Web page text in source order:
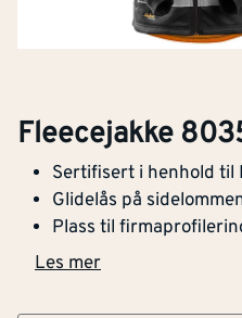
Fleecejakke
Sertifisert i henhold til
Glidelås på
Plass til
Les mer
Varslingsbeskyttelse i
henhold til EN ISO 20471
Antistatisk utførelse
Fukt/vanntetthet i
henhold til EN 343
Varmebeskyttelse